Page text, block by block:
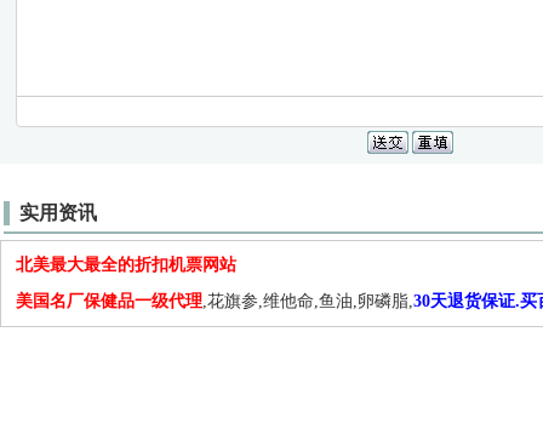
实用资讯
北美最大最全的折扣机票网站
美国名厂保健品一级代理,花旗参,维他命,鱼油,卵磷脂,30天退货保证.买